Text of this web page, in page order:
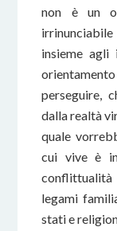
non è un
irrinunciabile
insieme agli
perseguire,
dalla realtà
quale
cui vive è
conflittualità
legami
stati e